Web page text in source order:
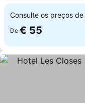
Consulte os preços de
De € 55